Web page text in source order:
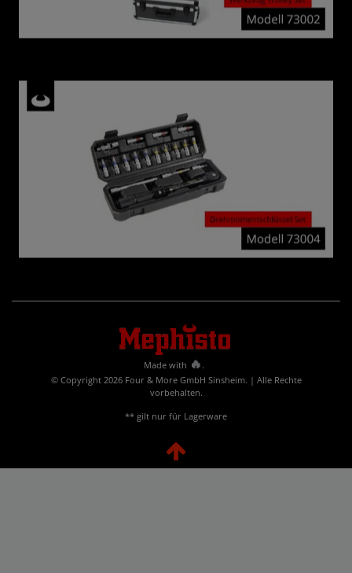
Made with 🔥 .
© Copyright 2026 Four & More GmbH Sinsheim. | Alle Rechte
vorbehalten.
** gilt nur für Lagerware